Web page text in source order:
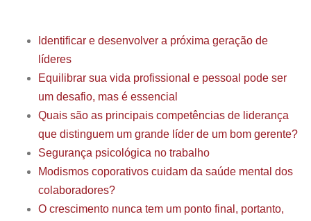
Identificar e desenvolver a próxima geração de
líderes
Equilibrar sua vida profissional e pessoal pode ser
um desafio, mas é essencial
Quais são as principais competências de liderança
que distinguem um grande líder de um bom gerente?
Segurança psicológica no trabalho
Modismos coporativos cuidam da saúde mental dos
colaboradores?
O crescimento nunca tem um ponto final, portanto,